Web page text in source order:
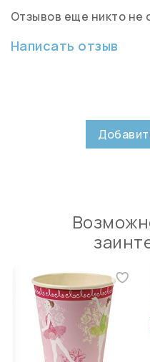
Отзывов еще никто не
Написать отзыв